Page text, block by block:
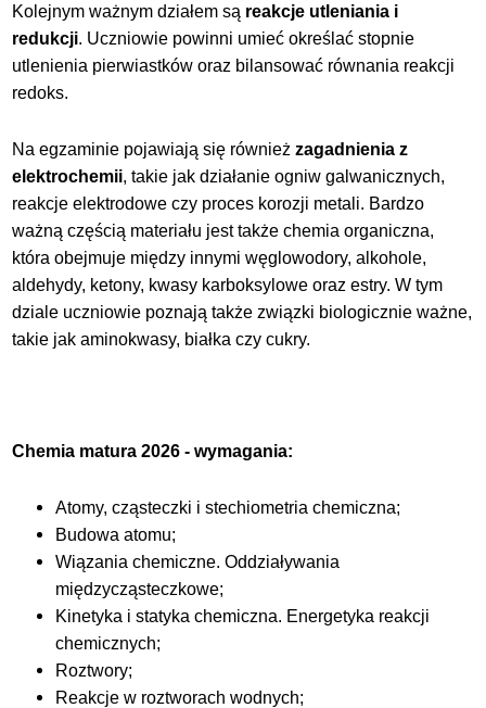
Kolejnym ważnym działem są reakcje utleniania i
redukcji. Uczniowie powinni umieć określać stopnie
utlenienia pierwiastków oraz bilansować równania reakcji
redoks.
Na egzaminie pojawiają się równieżzagadnienia z
elektrochemii, takie jak działanie ogniw galwanicznych,
reakcje elektrodowe czy proces korozji metali. Bardzo
ważną częścią materiału jest także chemia organiczna,
która obejmuje między innymi węglowodory, alkohole,
aldehydy, ketony, kwasy karboksylowe oraz estry. W tym
dziale uczniowie poznają także związki biologicznie ważne,
takie jak aminokwasy, białka czy cukry.
Chemia matura 2026 - wymagania:
Atomy, cząsteczki i stechiometria chemiczna;
Budowa atomu;
Wiązania chemiczne. Oddziaływania
międzycząsteczkowe;
Kinetyka i statyka chemiczna. Energetyka reakcji
chemicznych;
Roztwory;
Reakcje w roztworach wodnych;